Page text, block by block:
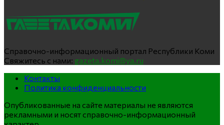
Справочно-информационный портал Республики Коми
Свяжитесь с нами: gazeta.komi@ya.ru
Контакты
Политика конфиденциальности
Опубликованные на сайте материалы не являются
рекламными и носят справочно-информационный